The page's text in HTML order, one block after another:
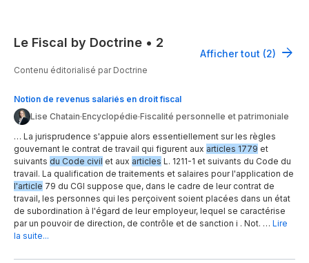
Le Fiscal by Doctrine • 2
Afficher tout (2)
Contenu éditorialisé par Doctrine
Notion de revenus salariés en droit fiscal
Lise Chatain·Encyclopédie·Fiscalité personnelle et patrimoniale
… La jurisprudence s'appuie alors essentiellement sur les règles
gouvernant le contrat de travail qui figurent aux articles 1779 et
suivants du Code civil et aux articles L. 1211-1 et suivants du Code du
travail. La qualification de traitements et salaires pour l'application de
l'article 79 du CGI suppose que, dans le cadre de leur contrat de
travail, les personnes qui les perçoivent soient placées dans un état
de subordination à l'égard de leur employeur, lequel se caractérise
par un pouvoir de direction, de contrôle et de sanction i . Not. … Lire
la suite...